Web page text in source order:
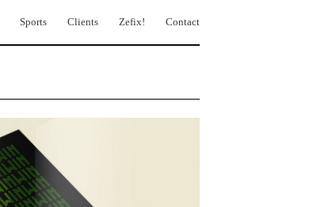
Sports Clients Zefix! Contact